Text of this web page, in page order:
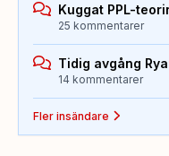
Kuggat PPL-
25 kommentarer
Tidig avgång
14 kommentarer
Fler insändare